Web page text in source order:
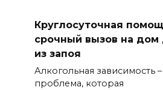
Круглосуточная
срочный вызов на
из запоя
Алкогольная зависимость
проблема, которая